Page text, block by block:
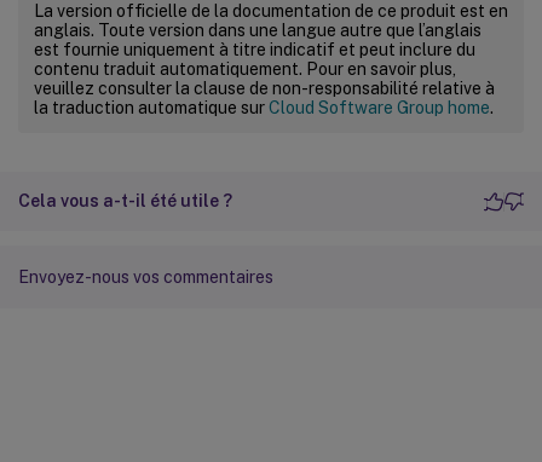
La version officielle de la documentation de ce produit est en
anglais. Toute version dans une langue autre que l’anglais
est fournie uniquement à titre indicatif et peut inclure du
contenu traduit automatiquement. Pour en savoir plus,
veuillez consulter la clause de non-responsabilité relative à
la traduction automatique surCloud Software Group home.
Cela vous a-t-il été utile ?
Envoyez-nous vos commentaires